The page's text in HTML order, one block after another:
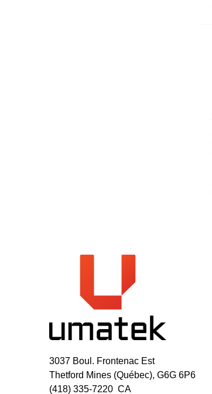
3037 Boul. Frontenac Est
Thetford Mines (Québec), G6G 6P6
(418) 335-7220 CA